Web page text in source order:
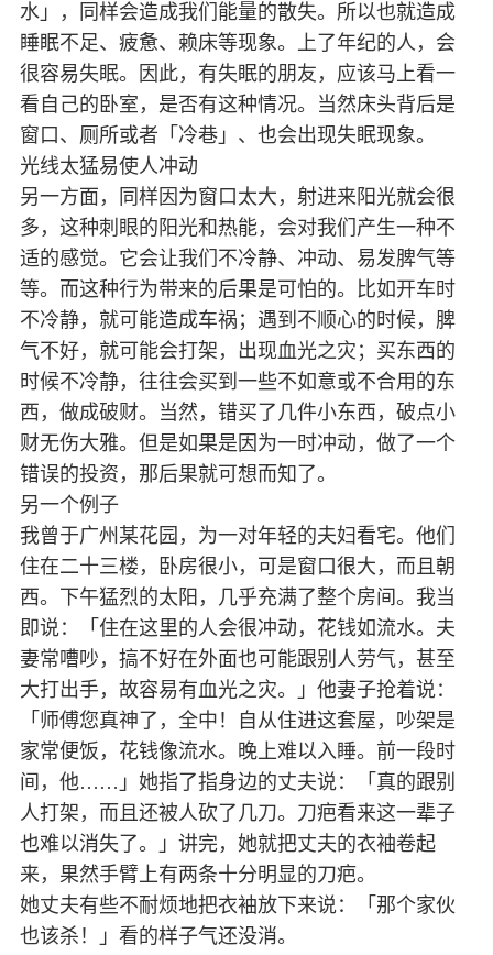
水」，同样会造成我们能量的散失。所以也就造成
睡眠不足、疲惫、赖床等现象。上了年纪的人，会
很容易失眠。因此，有失眠的朋友，应该马上看一
看自己的卧室，是否有这种情况。当然床头背后是
窗口、厕所或者「冷巷」、也会出现失眠现象。
光线太猛易使人冲动
另一方面，同样因为窗口太大，射进来阳光就会很
多，这种刺眼的阳光和热能，会对我们产生一种不
适的感觉。它会让我们不冷静、冲动、易发脾气等
等。而这种行为带来的后果是可怕的。比如开车时
不冷静，就可能造成车祸；遇到不顺心的时候，脾
气不好，就可能会打架，出现血光之灾；买东西的
时候不冷静，往往会买到一些不如意或不合用的东
西，做成破财。当然，错买了几件小东西，破点小
财无伤大雅。但是如果是因为一时冲动，做了一个
错误的投资，那后果就可想而知了。
另一个例子
我曾于广州某花园，为一对年轻的夫妇看宅。他们
住在二十三楼，卧房很小，可是窗口很大，而且朝
西。下午猛烈的太阳，几乎充满了整个房间。我当
即说：「住在这里的人会很冲动，花钱如流水。夫
妻常嘈吵，搞不好在外面也可能跟别人劳气，甚至
大打出手，故容易有血光之灾。」他妻子抢着说：
「师傅您真神了，全中！自从住进这套屋，吵架是
家常便饭，花钱像流水。晚上难以入睡。前一段时
间，他……」她指了指身边的丈夫说：「真的跟别
人打架，而且还被人砍了几刀。刀疤看来这一辈子
也难以消失了。」讲完，她就把丈夫的衣袖卷起
来，果然手臂上有两条十分明显的刀疤。
她丈夫有些不耐烦地把衣袖放下来说：「那个家伙
也该杀！」看的样子气还没消。